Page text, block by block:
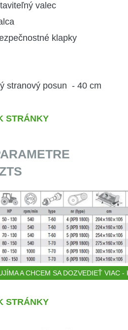
valec
klapky
stranový posun - 40 cm
STRÁNKY
A CHCEM SA DOZVEDIEŤ VIAC -
STRÁNKY